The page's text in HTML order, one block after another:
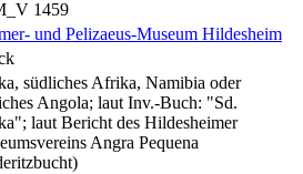
1459
und Pelizaeus-Museum Hildesheim
südliches Afrika, Namibia oder
Angola; laut Inv.-Buch: "Sd.
laut Bericht des Hildesheimer
Angra Pequena